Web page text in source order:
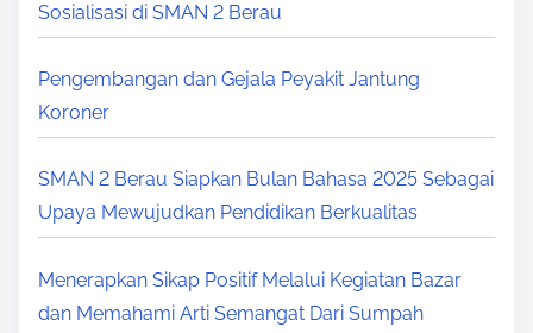
Sosialisasi di SMAN 2 Berau
Pengembangan dan Gejala Peyakit Jantung
Koroner
SMAN 2 Berau Siapkan Bulan Bahasa 2025 Sebagai
Upaya Mewujudkan Pendidikan Berkualitas
Menerapkan Sikap Positif Melalui Kegiatan Bazar
dan Memahami Arti Semangat Dari Sumpah